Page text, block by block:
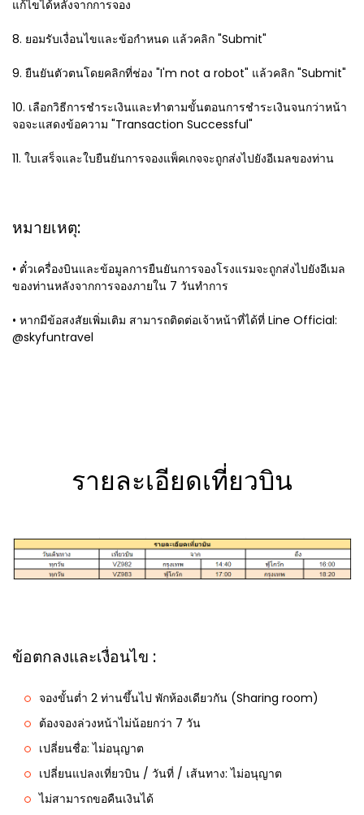
แก้ไขได้หลังจากการจอง
8. ยอมรับเงื่อนไขและข้อกำหนด แล้วคลิก "Submit"
9. ยืนยันตัวตนโดยคลิกที่ช่อง "I'm not a robot" แล้วคลิก "Submit"
10. เลือกวิธีการชำระเงินและทำตามขั้นตอนการชำระเงินจนกว่าหน้า
จอจะแสดงข้อความ "Transaction Successful"
11. ใบเสร็จและใบยืนยันการจองแพ็คเกจจะถูกส่งไปยังอีเมลของท่าน
หมายเหตุ:
• ตั๋วเครื่องบินและข้อมูลการยืนยันการจองโรงแรมจะถูกส่งไปยังอีเมล
ของท่านหลังจากการจองภายใน 7 วันทำการ
• หากมีข้อสงสัยเพิ่มเติม สามารถติดต่อเจ้าหน้าที่ได้ที่ Line Official:
@skyfuntravel
รายละเอียดเที่ยวบิน
ข้อตกลงและเงื่อนไข :
จองขั้นต่ำ 2 ท่านขึ้นไป พักห้องเดียวกัน (Sharing room)
ต้องจองล่วงหน้าไม่น้อยกว่า 7 วัน
เปลี่ยนชื่อ: ไม่อนุญาต
เปลี่ยนแปลงเที่ยวบิน / วันที่ / เส้นทาง: ไม่อนุญาต
ไม่สามารถขอคืนเงินได้